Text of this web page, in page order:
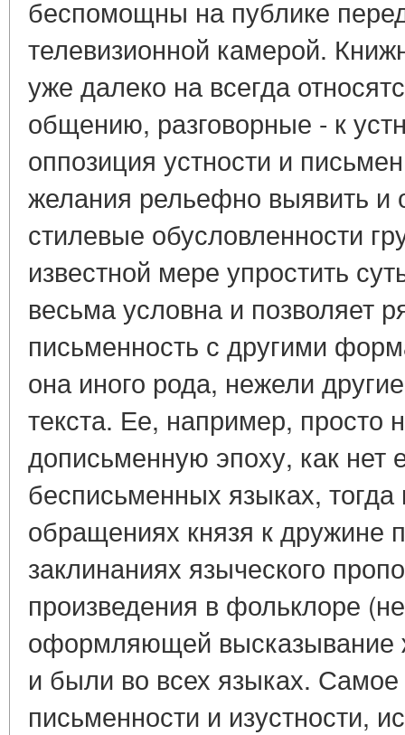
беспомощны на публике
телевизионной камерой.
уже далеко на всегда
общению, разговорные - к
оппозиция устности и
желания рельефно выявить и
стилевые обусловленности
известной мере упростить
весьма условна и позволяет
письменность с другими
она иного рода, нежели
текста. Ее, например, просто
дописьменную эпоху, как нет
бесписьменных языках,
обращениях князя к дружине
заклинаниях языческого
произведения в фольклоре
оформляющей высказывание
и были во всех языках. Самое
письменности и изустности,